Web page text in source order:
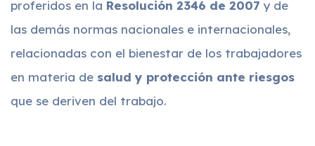
proferidos en la Resolución 2346 de 2007 y de
las demás normas nacionales e internacionales,
relacionadas con el bienestar de los trabajadores
en materia de salud y protección ante riesgos
que se deriven del trabajo.